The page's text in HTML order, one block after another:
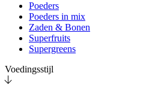
Poeders
Poeders in mix
Zaden & Bonen
Superfruits
Supergreens
Voedingsstijl